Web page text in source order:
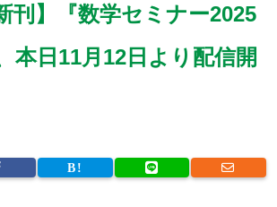
刊】『数学セミナー2025
本日11月12日より配信開